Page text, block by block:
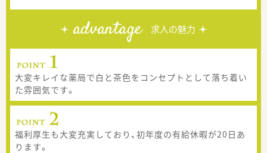
advantage 求人の魅力
大変キレイな薬局で白と茶色をコンセプトとして落ち着い
た雰囲気です。
福利厚生も大変充実しており、初年度の有給休暇が20日あ
ります。